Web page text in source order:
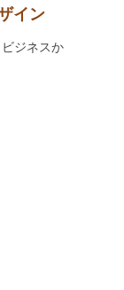
イン
ジネスか